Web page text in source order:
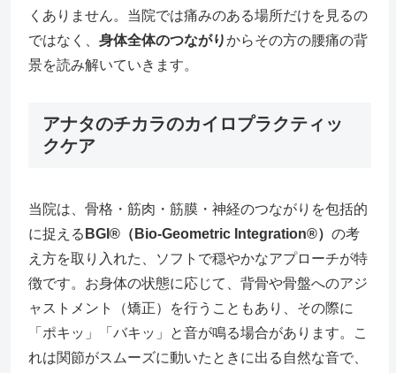
くありません。当院では痛みのある場所だけを見るの
ではなく、身体全体のつながりからその方の腰痛の背
景を読み解いていきます。
アナタのチカラのカイロプラクティッ
クケア
当院は、骨格・筋肉・筋膜・神経のつながりを包括的
に捉える BGI®（Bio-Geometric Integration®）の考
え方を取り入れた、ソフトで穏やかなアプローチが特
徴です。お身体の状態に応じて、背骨や骨盤へのアジ
ャストメント（矯正）を行うこともあり、その際に
「ポキッ」「バキッ」と音が鳴る場合があります。こ
れは関節がスムーズに動いたときに出る自然な音で、